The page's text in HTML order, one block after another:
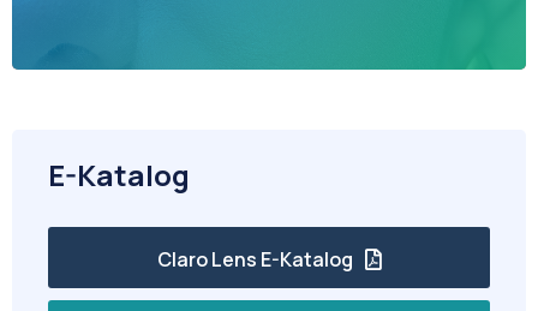
E-Katalog
Claro Lens E-Katalog